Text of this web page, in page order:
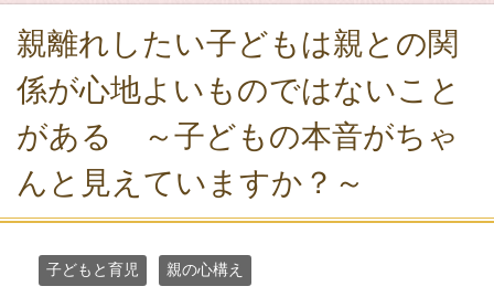
親離れしたい子どもは親との関
係が心地よいものではないこと
がある ～子どもの本音がちゃ
んと見えていますか？～
子どもと育児 親の心構え